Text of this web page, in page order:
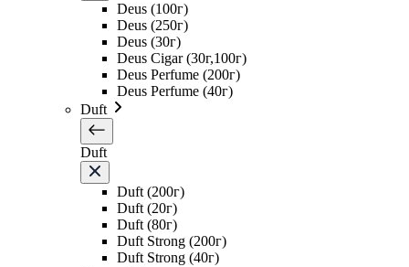
Deus (100г)
Deus (250г)
Deus (30г)
Deus Cigar (30г,100г)
Deus Perfume (200г)
Deus Perfume (40г)
Duft
Duft
Duft (200г)
Duft (20г)
Duft (80г)
Duft Strong (200г)
Duft Strong (40г)